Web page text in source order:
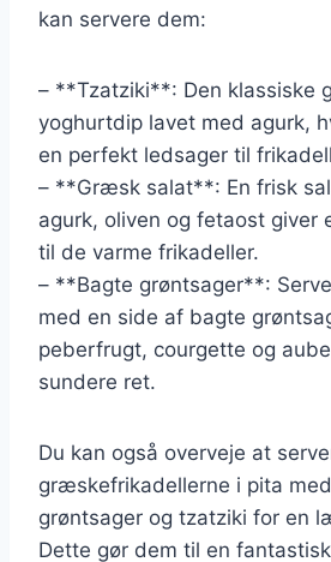
kan servere dem:
– **Tzatziki**: Den klassiske
yoghurtdip lavet med agurk,
en perfekt ledsager til
– **Græsk salat**: En frisk
agurk, oliven og fetaost giver
til de varme frikadeller.
– **Bagte grøntsager**:
med en side af bagte
peberfrugt, courgette og
sundere ret.
Du kan også overveje at
græskefrikadellerne i pita
grøntsager og tzatziki for en
Dette gør dem til en